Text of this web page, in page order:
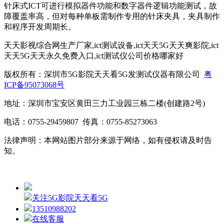
针床式ICT可进行模拟器件功能和数字器件逻辑功能测试，故
障覆盖率高，但对每种单板需制作专用的针床夹具，夹具制作
和程序开发周期长。
天天影视综合网生产厂家,ict测试设备,ict天天5G天天爽影院,ict
天天5G天天永久免费入口,ict测试仪公司价格哪家好
版权所有：深圳市5G影院天天看5G发测试仪器有限公司 粤
ICP备95073068号
地址：深圳市宝安区黄田三力工业园三栋二楼(创建路2号)
电话：0755-29459807 传真：0755-85273063
法律声明：本网站图片部分来源于网络，如有侵权请及时告
知。
关注5G影院天天看5G
13510988202
在线客服